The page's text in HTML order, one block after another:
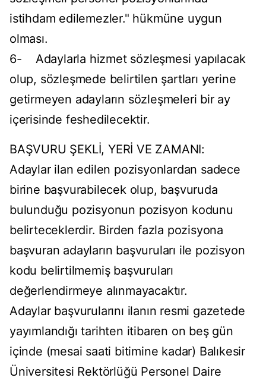
istihdam edilemezler." hükmüne uygun
olması.
6- Adaylarla hizmet sözleşmesi yapılacak
olup, sözleşmede belirtilen şartları yerine
getirmeyen adayların sözleşmeleri bir ay
içerisinde feshedilecektir.
BAŞVURU ŞEKLİ, YERİ VE ZAMANI:
Adaylar ilan edilen pozisyonlardan sadece
birine başvurabilecek olup, başvuruda
bulunduğu pozisyonun pozisyon kodunu
belirteceklerdir. Birden fazla pozisyona
başvuran adayların başvuruları ile pozisyon
kodu belirtilmemiş başvuruları
değerlendirmeye alınmayacaktır.
Adaylar başvurularını ilanın resmi gazetede
yayımlandığı tarihten itibaren on beş gün
içinde (mesai saati bitimine kadar) Balıkesir
Üniversitesi Rektörlüğü Personel Daire